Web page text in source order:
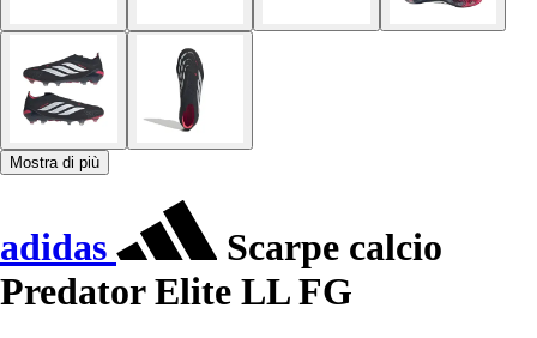
Mostra di più
adidas
Scarpe calcio
Predator Elite LL FG